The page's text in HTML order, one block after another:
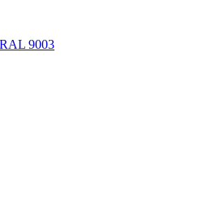
9003